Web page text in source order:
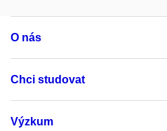
O nás
Chci studovat
Výzkum